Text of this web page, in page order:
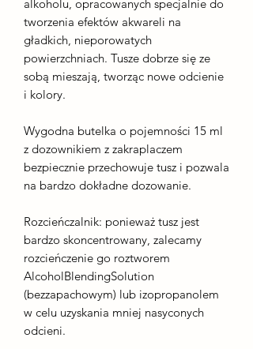
alkoholu, opracowanych specjalnie do
tworzenia efektów akwareli na
gładkich, nieporowatych
powierzchniach. Tusze dobrze się ze
sobą mieszają, tworząc nowe odcienie
i kolory.
Wygodna butelka o pojemności 15 ml
z dozownikiem z zakraplaczem
bezpiecznie przechowuje tusz i pozwala
na bardzo dokładne dozowanie.
Rozcieńczalnik: ponieważ tusz jest
bardzo skoncentrowany, zalecamy
rozcieńczenie go roztworem
AlcoholBlendingSolution
(bezzapachowym) lub izopropanolem
w celu uzyskania mniej nasyconych
odcieni.